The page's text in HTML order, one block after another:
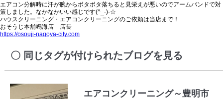
エアコン分解時に汗が腕からボタボタ落ちると見栄えが悪いのでアームバンドで対
策しました。なかなかいい感じです(^_-)-☆
ハウスクリーニング・エアコンクリーニングのご依頼は当店まで！
おそうじ本舗鳴海店 店長
https://osouji-nagoya-city.com
同じタグが付けられたブログを見る
エアコンクリーニング～豊明市